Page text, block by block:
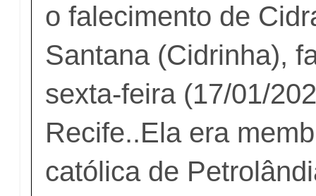
o falecimento de
Santana (Cidrinha),
sexta-feira (17/01/
Recife..Ela era
católica de